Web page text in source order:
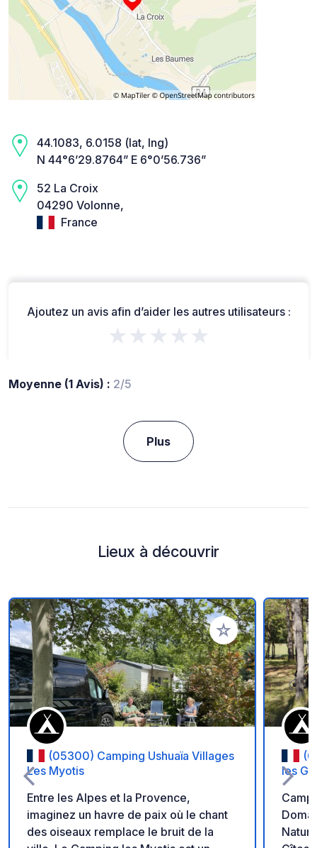
44.1083, 6.0158 (lat, lng)
N 44°6’29.8764” E 6°0’56.736”
52 La Croix
04290 Volonne,
France
Ajoutez un avis afin d’aider les autres utilisateurs :
★★★★★
Moyenne (1 Avis) : 2/5
Plus
Lieux à découvrir
Ajouter à vos
(05300) Camping Ushuaïa Villages
Les Myotis
Entre les Alpes et la Provence,
imaginez un havre de paix où le chant
des oiseaux remplace le bruit de la
les
Natura